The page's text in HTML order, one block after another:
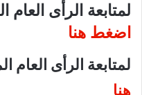
لمتابعة الرأى
اضغط هنا
لمتابعة الرأى العام
هنا